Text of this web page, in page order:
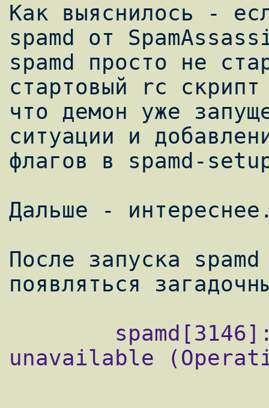
Как выяснилось -
spamd от
spamd просто не
стартовый rc
что демон уже
ситуации и
флагов в spamd-
Дальше -
После запуска
unavailable